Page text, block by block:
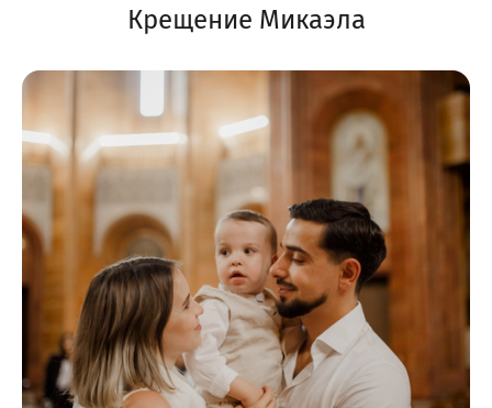
Крещение Микаэла